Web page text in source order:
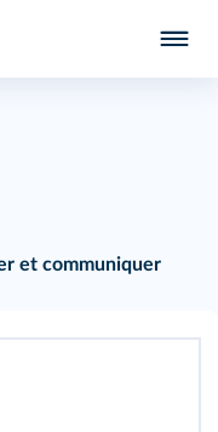
et communiquer